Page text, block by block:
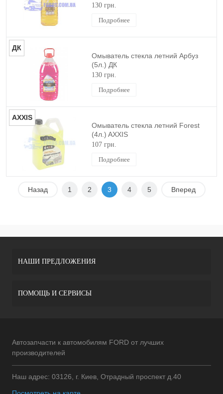
130 грн.
Подробнее
ДК
Омыватель стекла летний Арбуз
(5л.) ДК
130 грн.
Подробнее
AXXIS
Омыватель стекла летний Forest
(4л.) AXXIS
107 грн.
Подробнее
Назад 1 2 3 4 5 Вперед
НАШИ ПРЕДЛОЖЕНИЯ
ПОМОЩЬ И СЕРВИСЫ
Автозапчасти к автомобилям FORD от лучших
производителей
Наш адрес: 03126, г. Киев, Отрадный проспект д.40